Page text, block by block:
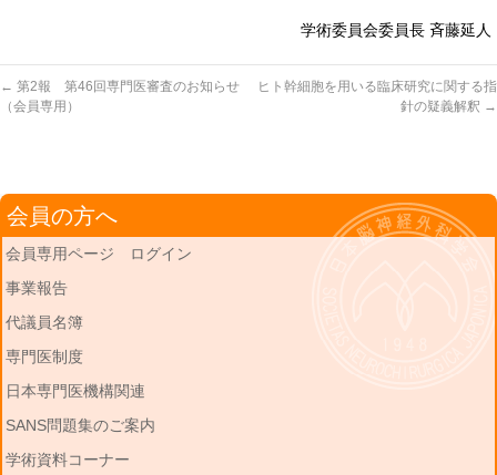
学術委員会委員長 斉藤延人
← 第2報 第46回専門医審査のお知らせ
（会員専用）
ヒト幹細胞を用いる臨床研究に関する指
針の疑義解釈 →
会員の方へ
会員専用ページ ログイン
事業報告
代議員名簿
専門医制度
日本専門医機構関連
SANS問題集のご案内
学術資料コーナー